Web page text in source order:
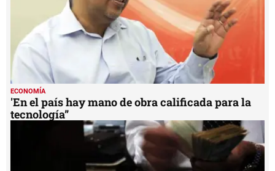
ECONOMÍA
'En el país hay mano de obra calificada para la
tecnología”